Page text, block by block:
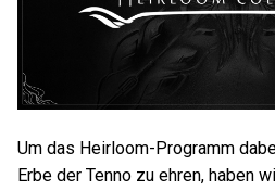
Um das Heirloom-Programm
Erbe der Tenno zu ehren, haben